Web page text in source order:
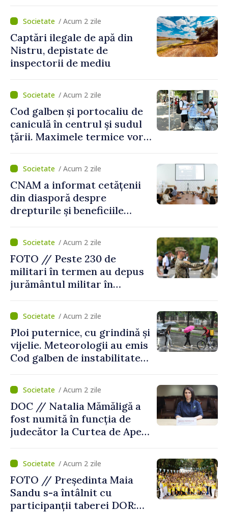
și a polițiștilor de frontieră
/ Acum 2 zile
Captări ilegale de apă din
Nistru, depistate de
inspectorii de mediu
/ Acum 2 zile
Cod galben și portocaliu de
caniculă în centrul și sudul
țării. Maximele termice vor
/ Acum 2 zile
CNAM a informat cetățenii
din diasporă despre
drepturile și beneficiile
/ Acum 2 zile
FOTO // Peste 230 de
militari în termen au depus
jurământul militar în
/ Acum 2 zile
Ploi puternice, cu grindină și
vijelie. Meteorologii au emis
Cod galben de instabilitate
/ Acum 2 zile
DOC // Natalia Mămăligă a
fost numită în funcția de
judecător la Curtea de Apel
/ Acum 2 zile
FOTO // Președinta Maia
Sandu s-a întâlnit cu
participanții taberei DOR: